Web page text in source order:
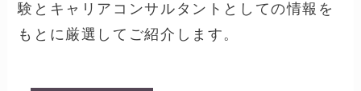
験とキャリアコンサルタントとしての情報を
もとに厳選してご紹介します。